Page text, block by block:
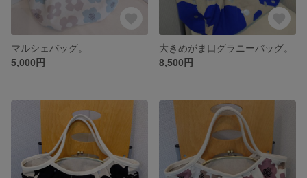
マルシェバッグ。
5,000円
大きめがま口グラニーバッグ。
8,500円